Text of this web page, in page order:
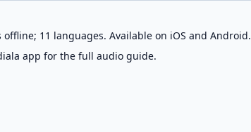
11 languages. Available on iOS and Android.
app for the full audio guide.